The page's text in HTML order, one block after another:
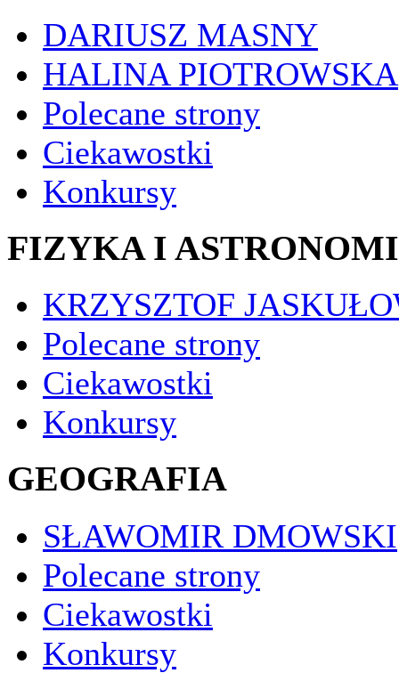
DARIUSZ MASNY
HALINA PIOTROWSKA
Polecane strony
Ciekawostki
Konkursy
FIZYKA I
KRZYSZTOF
Polecane strony
Ciekawostki
Konkursy
GEOGRAFIA
SŁAWOMIR DMOWSKI
Polecane strony
Ciekawostki
Konkursy